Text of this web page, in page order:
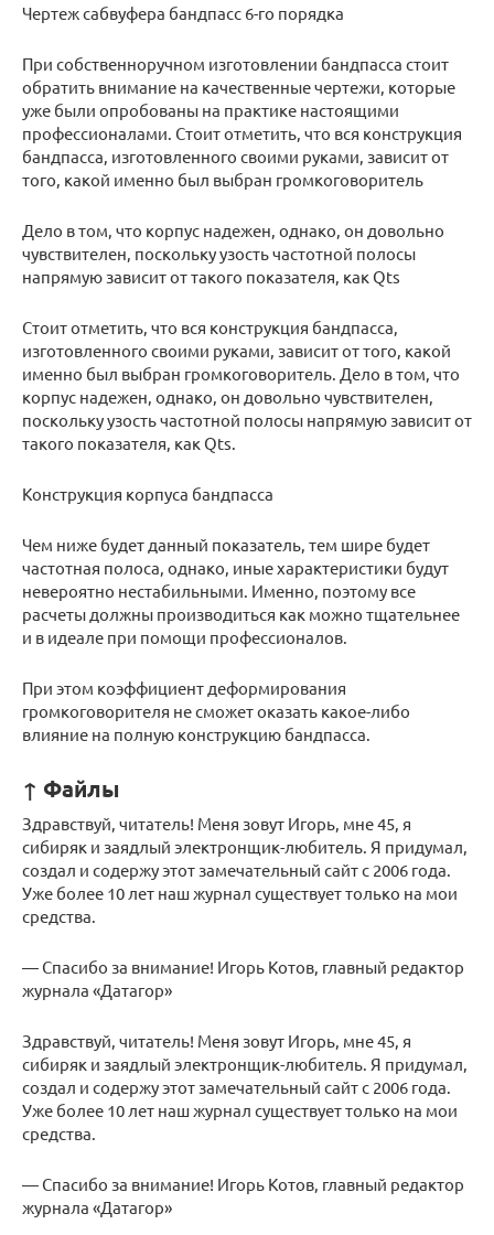
Чертеж сабвуфера бандпасс 6-го порядка
При собственноручном изготовлении бандпасса стоит
обратить внимание на качественные чертежи, которые
уже были опробованы на практике настоящими
профессионалами. Стоит отметить, что вся конструкция
бандпасса, изготовленного своими руками, зависит от
того, какой именно был выбран громкоговоритель
Дело в том, что корпус надежен, однако, он довольно
чувствителен, поскольку узость частотной полосы
напрямую зависит от такого показателя, как Qts
Стоит отметить, что вся конструкция бандпасса,
изготовленного своими руками, зависит от того, какой
именно был выбран громкоговоритель. Дело в том, что
корпус надежен, однако, он довольно чувствителен,
поскольку узость частотной полосы напрямую зависит от
такого показателя, как Qts.
Конструкция корпуса бандпасса
Чем ниже будет данный показатель, тем шире будет
частотная полоса, однако, иные характеристики будут
невероятно нестабильными. Именно, поэтому все
расчеты должны производиться как можно тщательнее
и в идеале при помощи профессионалов.
При этом коэффициент деформирования
громкоговорителя не сможет оказать какое-либо
влияние на полную конструкцию бандпасса.
↑ Файлы
Здравствуй, читатель! Меня зовут Игорь, мне 45, я
сибиряк и заядлый электронщик-любитель. Я придумал,
создал и содержу этот замечательный сайт с 2006 года.
Уже более 10 лет наш журнал существует только на мои
средства.
— Спасибо за внимание! Игорь Котов, главный редактор
журнала «Датагор»
Здравствуй, читатель! Меня зовут Игорь, мне 45, я
сибиряк и заядлый электронщик-любитель. Я придумал,
создал и содержу этот замечательный сайт с 2006 года.
Уже более 10 лет наш журнал существует только на мои
средства.
— Спасибо за внимание! Игорь Котов, главный редактор
журнала «Датагор»